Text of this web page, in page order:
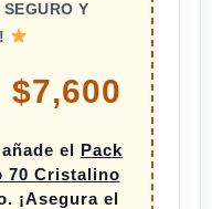
Y
$7,600
el Pack
70 Cristalino
¡Asegura el